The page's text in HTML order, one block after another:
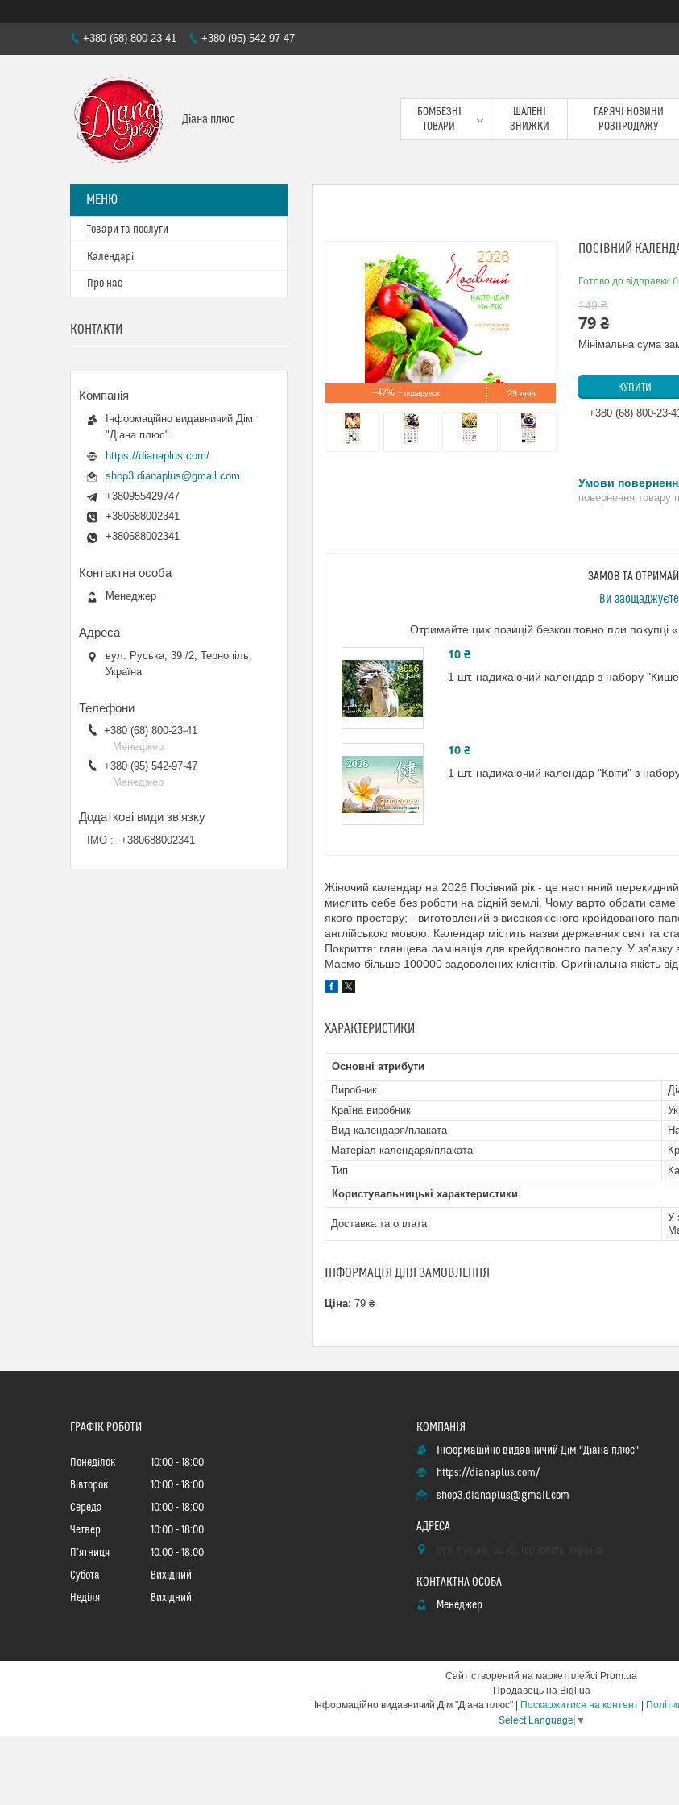
+380 (68) 800-23-41 +380 (95) 542-97-47
Діана плюс
БОМБЕЗНІ
ТОВАРИ
ШАЛЕНІ
ЗНИЖКИ
ГАРЯЧІ НОВИНИ
РОЗПРОДАЖУ
–47% 29 днів
ПОСІВНИЙ
Готово до відправки
149 ₴
79 ₴
Мінімальна сума
КУПИТИ
+380 (68) 800-23-
повернення товару
ЗАМОВ ТА
Ви
Отримайте цих позицій безкоштовно при
10 ₴
1 шт. надихаючий календар з набору
10 ₴
1 шт. надихаючий календар "Квіти" з
Жіночий календар на 2026 Посівний рік - це настінний
мислить себе без роботи на рідній землі. Чому варто обрати
якого простору; - виготовлений з високоякісного крейдованого
англійською мовою. Календар містить назви державних свят та
Покриття: глянцева ламінація для крейдовоного паперу. У
Маємо більше 100000 задоволених клієнтів. Оригінальна якість
ХАРАКТЕРИСТИКИ
Основні атрибути
Виробник
Країна виробник
Вид календаря/плаката
Матеріал календаря/плаката
Тип
Користувальницькі характеристики
Доставка та оплата
У
ІНФОРМАЦІЯ ДЛЯ ЗАМОВЛЕННЯ
Ціна: 79 ₴
Товари та послуги
Календарі
Про нас
КОНТАКТИ
Інформаційно видавничий Дім
"Діана плюс"
https://dianaplus.com/
shop3.dianaplus@gmail.com
+380955429747
+380688002341
+380688002341
Менеджер
вул. Руська, 39 /2, Тернопіль,
Україна
+380 (68) 800-23-41
Менеджер
+380 (95) 542-97-47
Менеджер
ІМО +380688002341
ГРАФІК РОБОТИ
Понеділок 10:00
18:00
Вівторок
10:00
18:00
Середа
10:00
18:00
Четвер
10:00
18:00
Пʼятниця
10:00
18:00
Субота
Вихідний
Неділя
Вихідний
Інформаційно видавничий Дім "Діана плюс"
https://dianaplus.com/
shop3.dianaplus@gmail.com
Менеджер
Сайт створений на маркетплейсі Prom.ua
Продавець на Bigl.ua
Поскаржитися на контент
Select Language ▼